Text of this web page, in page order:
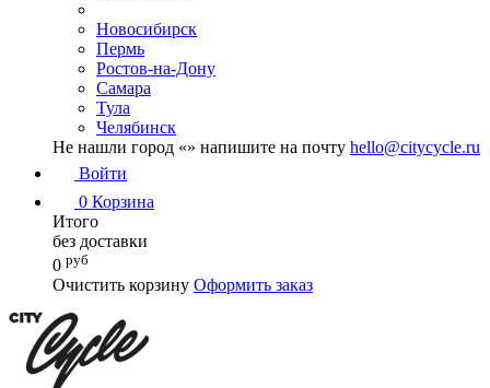
Новосибирск
Пермь
Ростов-на-Дону
Самара
Тула
Челябинск
Не нашли город «» напишите на почту hello@citycycle.ru
Войти
0 Корзина
Итого
без доставки
0 руб
Очистить корзину Оформить заказ